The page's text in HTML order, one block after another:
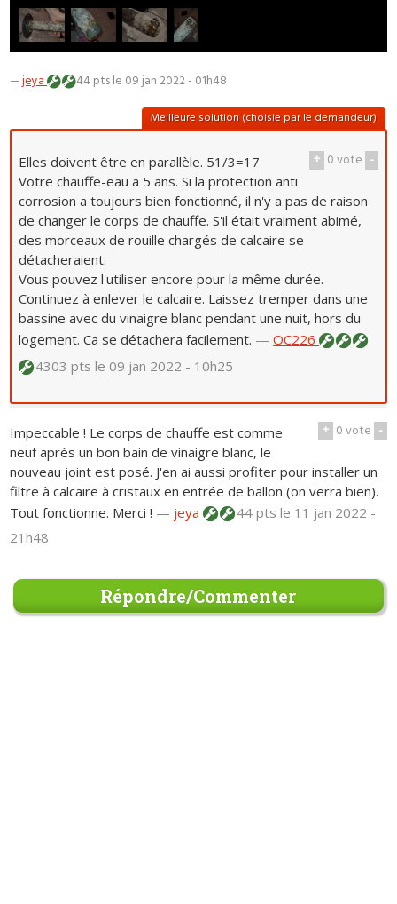
—jeya 44 ptsle 09 jan 2022 - 01h48
Meilleure solution (choisie par le demandeur)
+ 0vote -
Elles doivent être en parallèle. 51/3=17
Votre chauffe-eau a 5 ans. Si la protection anti
corrosion a toujours bien fonctionné, il n'y a pas de raison
de changer le corps de chauffe. S'il était vraiment abimé,
des morceaux de rouille chargés de calcaire se
détacheraient.
Vous pouvez l'utiliser encore pour la même durée.
Continuez à enlever le calcaire. Laissez tremper dans une
bassine avec du vinaigre blanc pendant une nuit, hors du
logement. Ca se détachera facilement. —OC226
4303 ptsle 09 jan 2022 - 10h25
+ 0vote -
Impeccable ! Le corps de chauffe est comme
neuf après un bon bain de vinaigre blanc, le
nouveau joint est posé. J'en ai aussi profiter pour installer un
filtre à calcaire à cristaux en entrée de ballon (on verra bien).
Tout fonctionne. Merci ! — jeya 44 ptsle 11 jan 2022 -
21h48
Répondre/Commenter